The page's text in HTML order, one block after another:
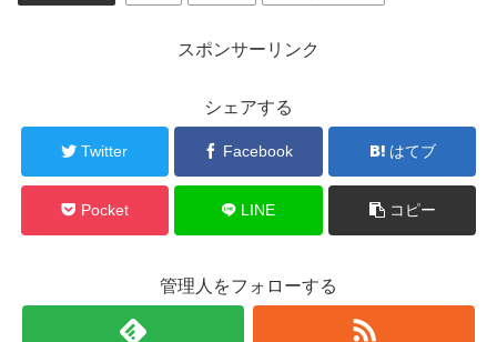
スポンサーリンク
シェアする
Twitter Facebook はてブ
Pocket LINE コピー
管理人をフォローする